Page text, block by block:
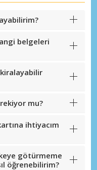
belgeleri
kiralayabilir
mu?
ihtiyacım
götürmeme
öğrenebilirim?